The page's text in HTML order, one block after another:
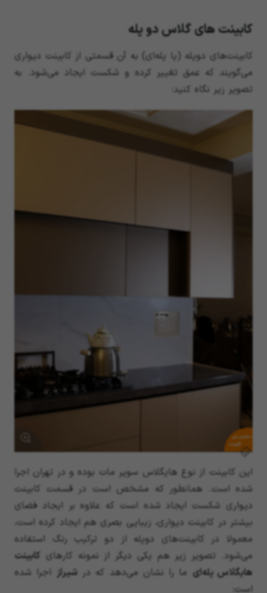
کابینت های گلاس دو پله
کابینت‌های دوپله (یا پله‌ای) به آن قسمتی از کابینت دیواری
می‌گویند که عمق تغییر کرده و شکست ایجاد می‌شود. به
تصویر زیر نگاه کنید:
سفارش این
کابینت
این کابینت از نوع هایگلاس سوپر مات بوده و در تهران اجرا
شده است. همانطور که مشخص است در قسمت کابینت
دیواری شکست ایجاد شده است که علاوه بر ایجاد فضای
بیشتر در کابینت دیواری، زیبایی بصری هم ایجاد کرده است،
معمولا در کابینت‌های دوپله از دو ترکیب رنگ استفاده
می‌شود. تصویر زیر هم یکی دیگر از نمونه کارهای کابینت
هایگلاس پله‌ای ما را نشان می‌دهد که درشیراز اجرا شده
است: